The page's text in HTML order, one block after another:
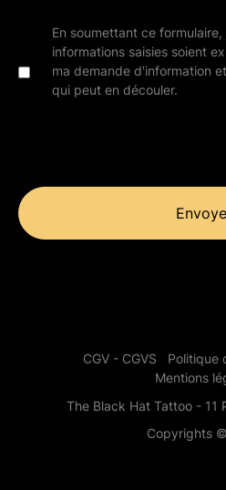
En soumettant ce
informations saisies soient
ma demande d'information
qui peut en découler.
CGV - CGVS
Politique
Mentions
The Black Hat Tattoo - 11
Copyrights